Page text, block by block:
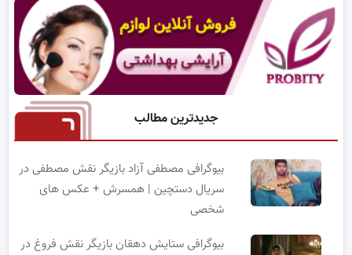
جدیدترین مطالب
بیوگرافی مصطفی آزاد بازیگر نقش مصطفی در
سریال دستچین | همسرش + عکس های
شخصی
بیوگرافی ستایش دهقان بازیگر نقش فروغ در